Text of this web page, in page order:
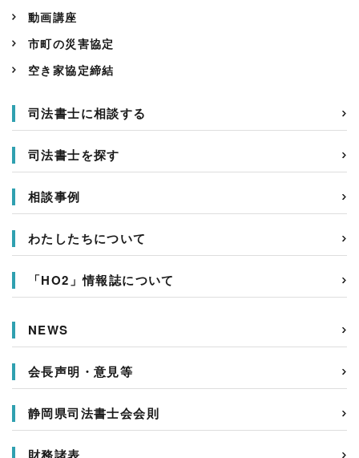
動画講座
市町の災害協定
空き家協定締結
司法書士に相談する
司法書士を探す
相談事例
わたしたちについて
「HO2」情報誌について
NEWS
会長声明・意見等
静岡県司法書士会会則